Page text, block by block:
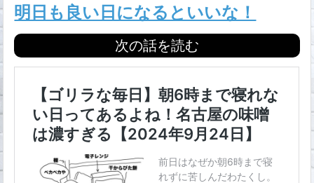
明日も良い日になるといいな！
次の話を読む